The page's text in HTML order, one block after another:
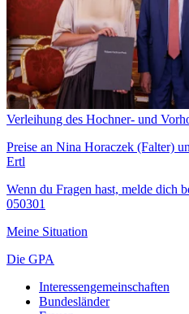
Verleihung des Hochner- und
Preise an Nina Horaczek (Falter)
Ertl
Wenn du Fragen hast, melde dich
050301
Meine Situation
Die GPA
Interessengemeinschaften
Bundesländer